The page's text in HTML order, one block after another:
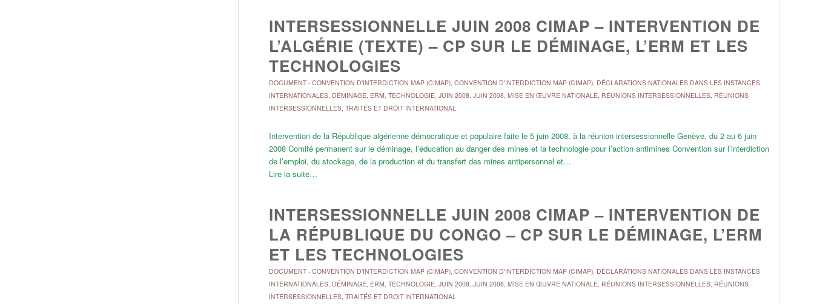
INTERSESSIONNELLE JUIN 2008 CIMAP – INTERVENTION DE
L’ALGÉRIE (TEXTE) – CP SUR LE DÉMINAGE, L’ERM ET LES
TECHNOLOGIES
DOCUMENT- CONVENTION D'INTERDICTION MAP (CIMAP), CONVENTION D'INTERDICTION MAP (CIMAP), DÉCLARATIONS NATIONALES DANS LES INSTANCES
INTERNATIONALES, DÉMINAGE, ERM, TECHNOLOGIE, JUIN 2008, JUIN 2008, MISE EN ŒUVRE NATIONALE, RÉUNIONS INTERSESSIONNELLES, RÉUNIONS
INTERSESSIONNELLES, TRAITÉS ET DROIT INTERNATIONAL
Intervention de la République algérienne démocratique et populaire faite le 5 juin 2008, à la réunion intersessionnelle Genève, du 2 au 6 juin
2008 Comité permanent sur le déminage, l’éducation au danger des mines et la technologie pour l’action antimines Convention sur l’interdiction
de l’emploi, du stockage, de la production et du transfert des mines antipersonnel et…
Lire la suite…
INTERSESSIONNELLE JUIN 2008 CIMAP – INTERVENTION DE
LA RÉPUBLIQUE DU CONGO – CP SUR LE DÉMINAGE, L’ERM
ET LES TECHNOLOGIES
DOCUMENT- CONVENTION D'INTERDICTION MAP (CIMAP), CONVENTION D'INTERDICTION MAP (CIMAP), DÉCLARATIONS NATIONALES DANS LES INSTANCES
INTERNATIONALES, DÉMINAGE, ERM, TECHNOLOGIE, JUIN 2008, JUIN 2008, MISE EN ŒUVRE NATIONALE, RÉUNIONS INTERSESSIONNELLES, RÉUNIONS
INTERSESSIONNELLES, TRAITÉS ET DROIT INTERNATIONAL